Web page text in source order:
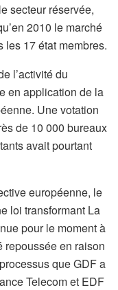
secteur réservée,
2010 le marché
les 17 état membres.
l’activité du
en application de la
Une votation
de 10 000 bureaux
avait pourtant
européenne, le
loi transformant La
pour le moment à
repoussée en raison
que GDF a
Telecom et EDF